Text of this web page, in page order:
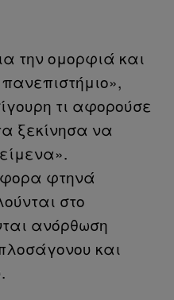
την ομορφιά και
τι αφορούσε
ξεκίνησα να
φτηνά
στο
ανόρθωση
και